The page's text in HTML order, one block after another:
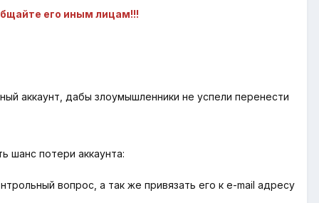
его иным лицам!!!
аккаунт, дабы злоумышленники не успели перенести
шанс потери аккаунта:
вопрос, а так же привязать его к e-mail адресу